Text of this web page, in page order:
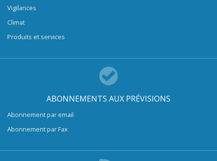
Vigilances
Climat
Produits et services
ABONNEMENTS AUX PRÉVISIONS
Abonnement par email
Abonnement par Fax